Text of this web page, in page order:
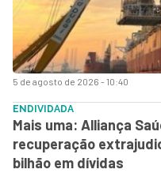
5 de agosto de 2026 - 10:40
ENDIVIDADA
Mais uma: Alliança
recuperação
bilhão em dívidas